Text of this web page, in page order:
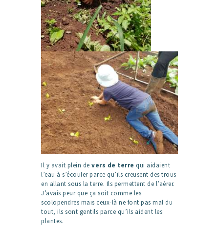
Il y avait plein de vers de terre qui aidaient
l’eau à s’écouler parce qu’ils creusent des trous
en allant sous la terre. Ils permettent de l’aérer.
J’avais peur que ça soit comme les
scolopendres mais ceux-là ne font pas mal du
tout, ils sont gentils parce qu’ils aident les
plantes.